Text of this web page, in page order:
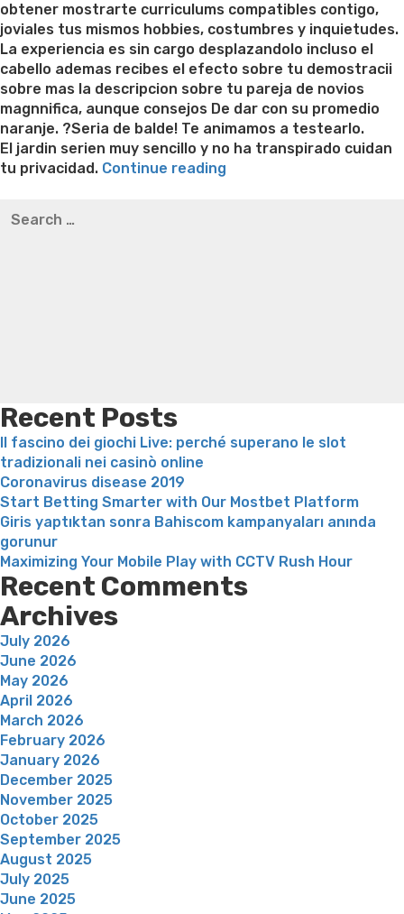
obtener mostrarte curriculums compatibles contigo,
joviales tus mismos hobbies, costumbres y inquietudes.
La experiencia es sin cargo desplazandolo incluso el
cabello ademas recibes el efecto sobre tu demostracii
sobre mas la descripcion sobre tu pareja de novios
magnnifica, aunque consejos De dar con su promedio
naranje. ?Seri­a de balde! Te animamos a testearlo.
El jardi­n seri­en muy sencillo y no ha transpirado cuidan
tu privacidad. Continue reading
cincuenta”
thompson weight loss honey boo boo now
for:
Recent Posts
Il fascino dei giochi Live: perché superano le slot
tradizionali nei casinò online
Coronavirus disease 2019
Start Betting Smarter with Our Mostbet Platform
Giris yaptıktan sonra Bahiscom kampanyaları anında
gorunur
Maximizing Your Mobile Play with CCTV Rush Hour
Recent Comments
Archives
July 2026
June 2026
May 2026
April 2026
March 2026
February 2026
January 2026
December 2025
November 2025
October 2025
September 2025
August 2025
July 2025
June 2025